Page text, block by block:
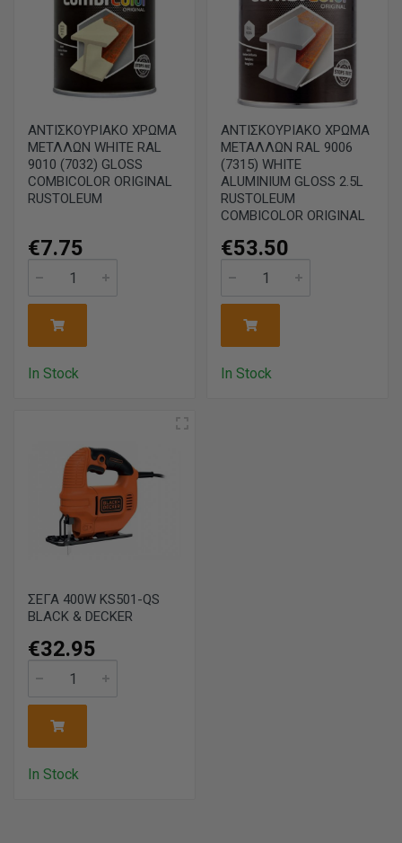
ΑΝΤΙΣΚΟΥΡΙΑΚΟ ΧΡΩΜΑ
ΜΕΤΛΛΩΝ WHITE RAL
9010 (7032) GLOSS
COMBICOLOR ORIGINAL
RUSTOLEUM
€7.75
In Stock
ΑΝΤΙΣΚΟΥΡΙΑΚΟ ΧΡΩΜΑ
ΜΕΤΑΛΛΩΝ RAL 9006
(7315) WHITE
ALUMINIUM GLOSS 2.5L
RUSTOLEUM
COMBICOLOR ORIGINAL
€53.50
In Stock
ΣΕΓΑ 400W KS501-QS
BLACK & DECKER
€32.95
In Stock